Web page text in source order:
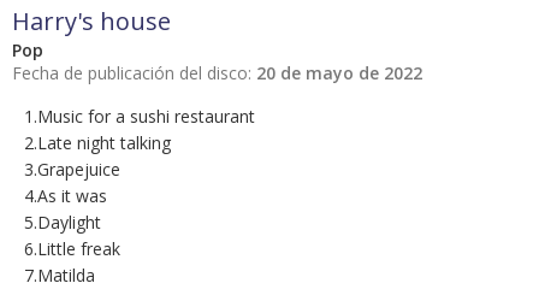
Harry's house
Pop
Fecha de publicación del disco: 20 de mayo de 2022
1.Music for a sushi restaurant
2.Late night talking
3.Grapejuice
4.As it was
5.Daylight
6.Little freak
7.Matilda